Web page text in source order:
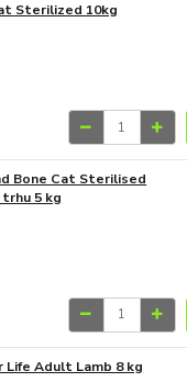
Sterilized 10kg
Bone Cat Sterilised
5 kg
Life Adult Lamb 8 kg